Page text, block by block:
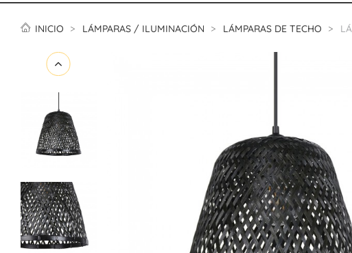
INICIO LÁMPARAS / ILUMINACIÓN LÁMPARAS DE TECHO